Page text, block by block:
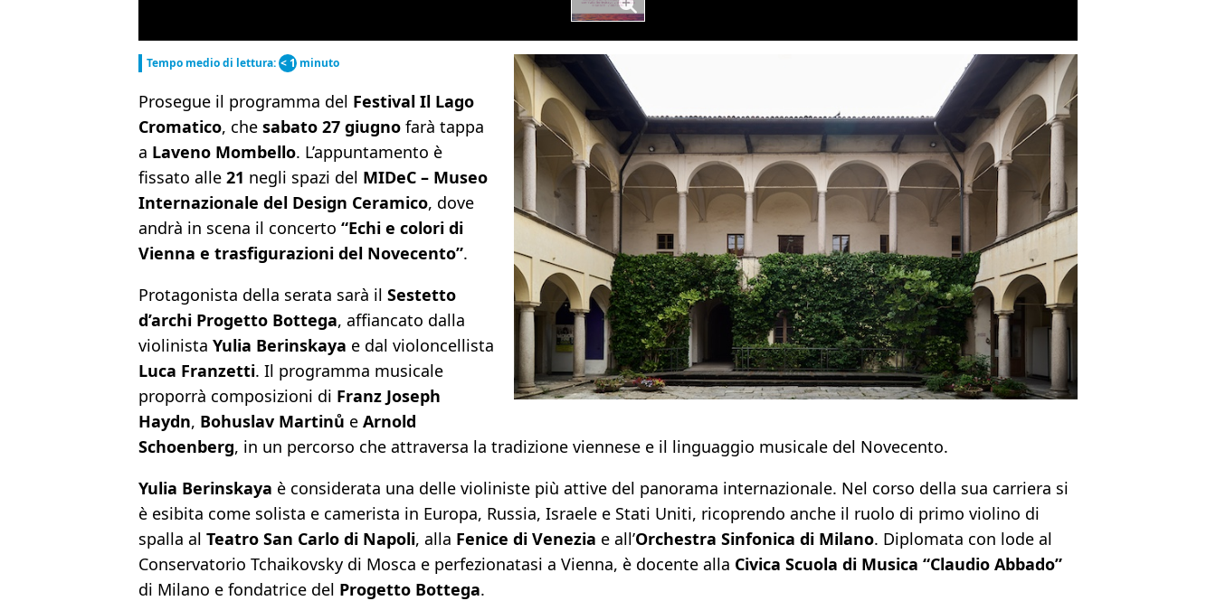
Tempo medio di lettura: < 1 minuto
Prosegue il programma del Festival Il Lago
Cromatico, che sabato 27 giugno farà tappa
a Laveno Mombello. L’appuntamento è
fissato alle 21 negli spazi del MIDeC – Museo
Internazionale del Design Ceramico, dove
andrà in scena il concerto “Echi e colori di
Vienna e trasfigurazioni del Novecento”.
Protagonista della serata sarà il Sestetto
d’archi Progetto Bottega, affiancato dalla
violinista Yulia Berinskaya e dal violoncellista
Luca Franzetti. Il programma musicale
proporrà composizioni di Franz Joseph
Haydn, Bohuslav Martinů e Arnold
Schoenberg, in un percorso che attraversa la tradizione viennese e il linguaggio musicale del Novecento.
Yulia Berinskaya è considerata una delle violiniste più attive del panorama internazionale. Nel corso della sua carriera si
è esibita come solista e camerista in Europa, Russia, Israele e Stati Uniti, ricoprendo anche il ruolo di primo violino di
spalla al Teatro San Carlo di Napoli, alla Fenice di Venezia e all’Orchestra Sinfonica di Milano. Diplomata con lode al
Conservatorio Tchaikovsky di Mosca e perfezionatasi a Vienna, è docente alla Civica Scuola di Musica “Claudio Abbado”
di Milano e fondatrice del Progetto Bottega.